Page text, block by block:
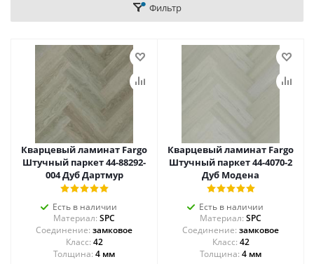
Фильтр
Кварцевый ламинат Fargo
Штучный паркет 44-88292-
004 Дуб Дартмур
Есть в наличии
Материал: SPC
Соединение: замковое
42
Толщина: 4 мм
Кварцевый ламинат Fargo
Штучный паркет 44-4070-2
Дуб Модена
Есть в наличии
Материал: SPC
Соединение: замковое
42
Толщина: 4 мм